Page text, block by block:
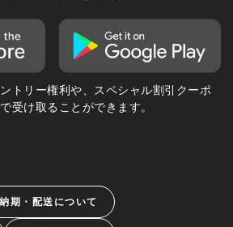
トリー権利や、スペシャル割引クーポ
受け取ることができます。
納期・配送について